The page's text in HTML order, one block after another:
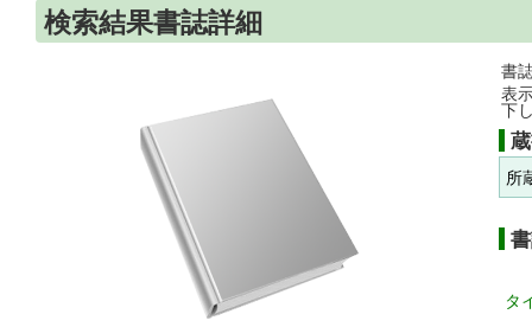
検索結果書誌詳細
書
表
下
所
タ